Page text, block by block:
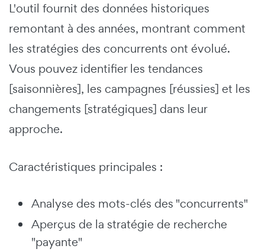
L'outil fournit des données historiques
remontant à des années, montrant comment
les stratégies des concurrents ont évolué.
Vous pouvez identifier les tendances
[saisonnières], les campagnes [réussies] et les
changements [stratégiques] dans leur
approche.
Caractéristiques principales :
Analyse des mots-clés des "concurrents"
Aperçus de la stratégie de recherche
"payante"